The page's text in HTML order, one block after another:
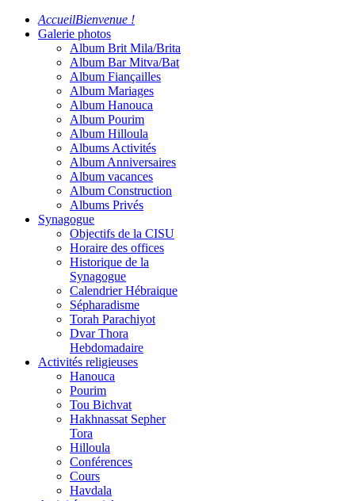
AccueilBienvenue !
Galerie photos
Album Brit Mila/Brita
Album Bar Mitva/Bat
Album Fiançailles
Album Mariages
Album Hanouca
Album Pourim
Album Hilloula
Albums Activités
Album Anniversaires
Album vacances
Album Construction
Albums Privés
Synagogue
Objectifs de la CISU
Horaire des offices
Historique de la
Synagogue
Calendrier Hébraique
Sépharadisme
Torah Parachiyot
Dvar Thora
Hebdomadaire
Activités religieuses
Hanouca
Pourim
Tou Bichvat
Hakhnassat Sepher
Tora
Hilloula
Conférences
Cours
Havdala